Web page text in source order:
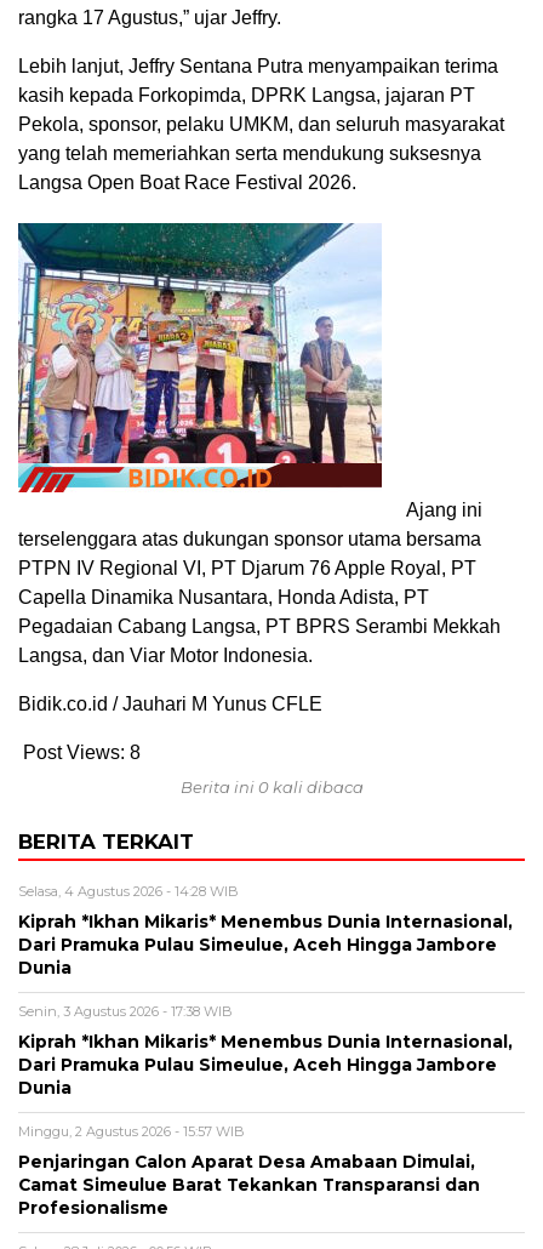
rangka 17 Agustus,” ujar Jeffry.
Lebih lanjut, Jeffry Sentana Putra menyampaikan terima
kasih kepada Forkopimda, DPRK Langsa, jajaran PT
Pekola, sponsor, pelaku UMKM, dan seluruh masyarakat
yang telah memeriahkan serta mendukung suksesnya
Langsa Open Boat Race Festival 2026.
Ajang ini
terselenggara atas dukungan sponsor utama bersama
PTPN IV Regional VI, PT Djarum 76 Apple Royal, PT
Capella Dinamika Nusantara, Honda Adista, PT
Pegadaian Cabang Langsa, PT BPRS Serambi Mekkah
Langsa, dan Viar Motor Indonesia.
Bidik.co.id / Jauhari M Yunus CFLE
Post Views: 8
Berita ini 0 kali dibaca
BERITA TERKAIT
Selasa, 4 Agustus 2026 - 14:28 WIB
Kiprah *Ikhan Mikaris* Menembus Dunia Internasional,
Dari Pramuka Pulau Simeulue, Aceh Hingga Jambore
Dunia
Senin, 3 Agustus 2026 - 17:38 WIB
Kiprah *Ikhan Mikaris* Menembus Dunia Internasional,
Dari Pramuka Pulau Simeulue, Aceh Hingga Jambore
Dunia
Minggu, 2 Agustus 2026 - 15:57 WIB
Penjaringan Calon Aparat Desa Amabaan Dimulai,
Camat Simeulue Barat Tekankan Transparansi dan
Profesionalisme